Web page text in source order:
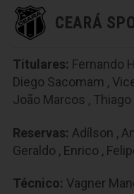
CEARÁ
Titulares: Fernando
Diego Sacomam ,
João Marcos ,
Reservas: Adílson ,
Geraldo , Enrico ,
Técnico: Vagner